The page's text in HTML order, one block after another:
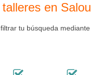
en Salou
tu búsqueda mediante